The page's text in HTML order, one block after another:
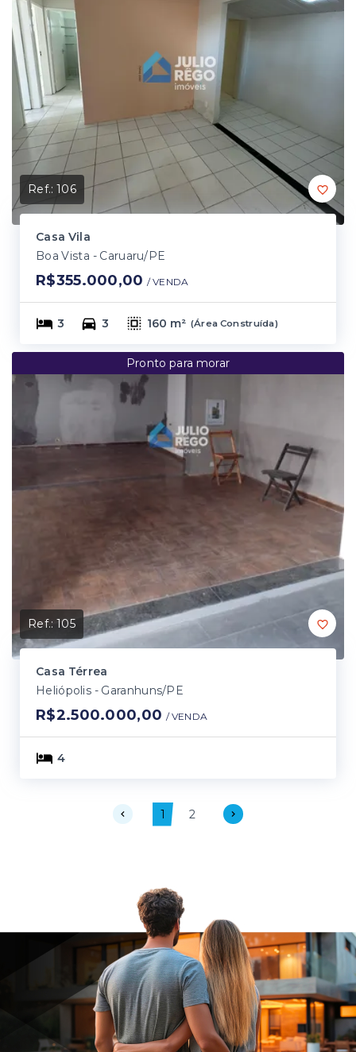
Ref.:106
Casa Vila
Boa Vista - Caruaru/PE
R$355.000,00 / VENDA
3 3 160 m² (Área Construída)
Pronto para morar
Ref.:105
Casa Térrea
Heliópolis - Garanhuns/PE
R$2.500.000,00 / VENDA
4
1 2